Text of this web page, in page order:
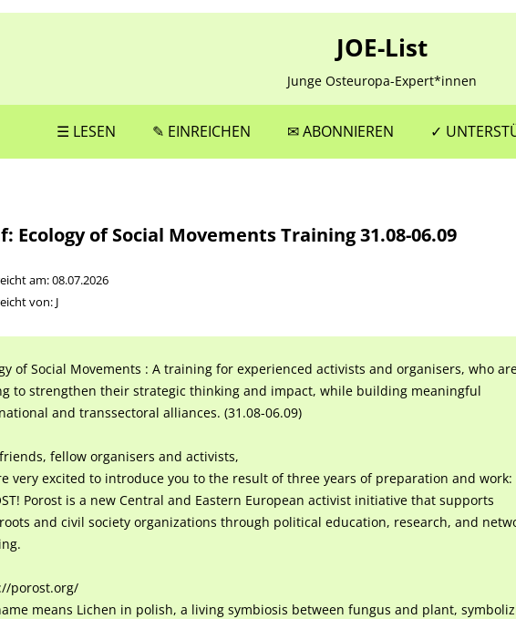
JOE-List
Junge Osteuropa-Expert*innen
Zum
Inhalt
springen
☰ LESEN ✎ EINREICHEN ✉ ABONNIEREN ✓
Ecology of Social Movements Training 31.08-06.09
am: 08.07.2026
von: J
of Social Movements : A training for experienced activists and organisers, who
to strengthen their strategic thinking and impact, while building meaningful
and transsectoral alliances. (31.08-06.09)
fellow organisers and activists,
very excited to introduce you to the result of three years of preparation and work:
Porost is a new Central and Eastern European activist initiative that supports
and civil society organizations through political education, research, and
porost.org/
means Lichen in polish, a living symbiosis between fungus and plant,